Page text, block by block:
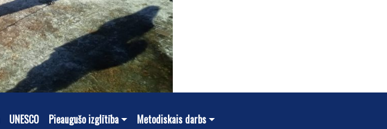
UNESCO Pieaugušo izglītība Metodiskais darbs